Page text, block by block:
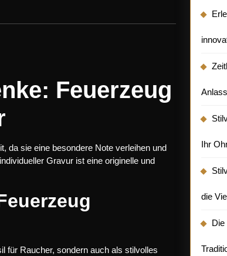
Feuerzeug
da sie eine besondere Note verleihen und
Gravur ist eine originelle und
für Raucher, sondern auch als stilvolles
Anlass
Ihr
die